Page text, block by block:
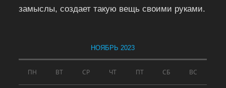
замыслы, создает такую вещь своими руками.
НОЯБРЬ 2023
ПН ВТ СР ЧТ ПТ СБ ВС